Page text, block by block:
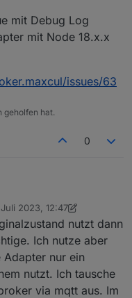
mit Debug Log
mit Node 18.x.x
issues/63
geholfen hat.
0
allerdings ist der
Dell Computer
Elo
Pixart
Microchip
Microchip
Linux
gelesen und auch
eingebunden und
2023, 12:47
mickym
nutzt dann
Ich nutze aber
nur ein
nutzt. Ich tausche
via mqtt aus. Im